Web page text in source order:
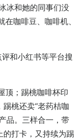
冰和她的同事们没
咖啡豆、咖啡机、
和小红书等平台搜
顶；踢桃咖啡杯印
桃还卖“老药桔咖
品。三样合一，带
的打卡，又持续为踢